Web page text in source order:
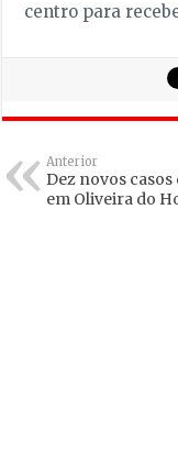
centro para
Anterior
Dez novos casos
em Oliveira do